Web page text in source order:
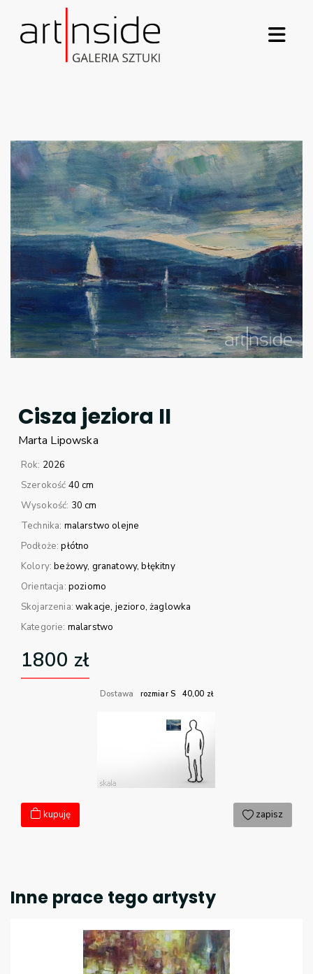
Cisza jeziora II
Marta Lipowska
Rok: 2026
Szerokość 40 cm
Wysokość: 30 cm
Technika: malarstwo olejne
Podłoże:płótno
Kolory:beżowy granatowy błękitny
Orientacja: poziomo
Skojarzenia:wakacje jezioro żaglowka
Kategorie: malarstwo
1800 zł
Dostawa rozmiar S 40,00 zł
kupuję zapisz
Inne prace tego artysty